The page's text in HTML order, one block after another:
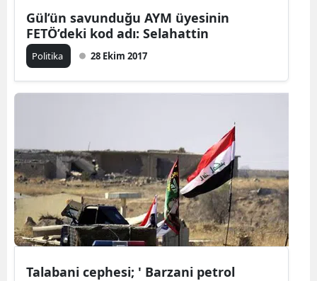
Gül’ün savunduğu AYM üyesinin
FETÖ’deki kod adı: Selahattin
Politika 28 Ekim 2017
Talabani cephesi; ' Barzani petrol